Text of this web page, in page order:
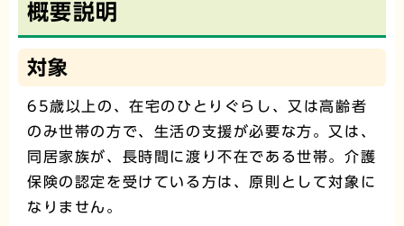
概要説明
対象
65歳以上の、在宅のひとりぐらし、又は高齢者
のみ世帯の方で、生活の支援が必要な方。又は、
同居家族が、長時間に渡り不在である世帯。介護
保険の認定を受けている方は、原則として対象に
なりません。